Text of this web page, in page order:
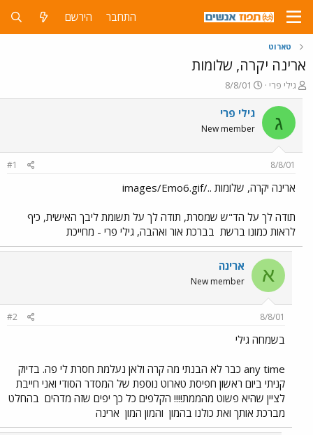
התחבר הירשם
טארוט
ארינה יקרה, שלומות
פ
ו
ת
ח
ה
ש
א
גילי פרי
פ
ו
ר
ם
ר
ך
8/8/01
ג גילי פרי
New member
8/8/01
#1
ארינה יקרה, שלומות ../images/Emo6.gif
תודה לך על הד"ש שמסרת, תודה לך על תשומת ליבך האישית, כיף
לראות כמונו ברשת בברכת אור ואהבה, גילי פרי - מחייכת
א ארינה
New member
8/8/01
#2
בשמחה גילי
any time כבר לא הבנתי מה קרה ולאן נעלמת חסרת לי פה. בדיוק
קניתי ביום ראשון חפיסת טארוט נוספת של המסדר הסודי ואני חייבת
לציין שהיא פשוט מהממת!!!! הקלפים כל כך יפים שזה מדהים בהחלט
מברכת אותך ואת כולנו בהמון והמון המון ארינה